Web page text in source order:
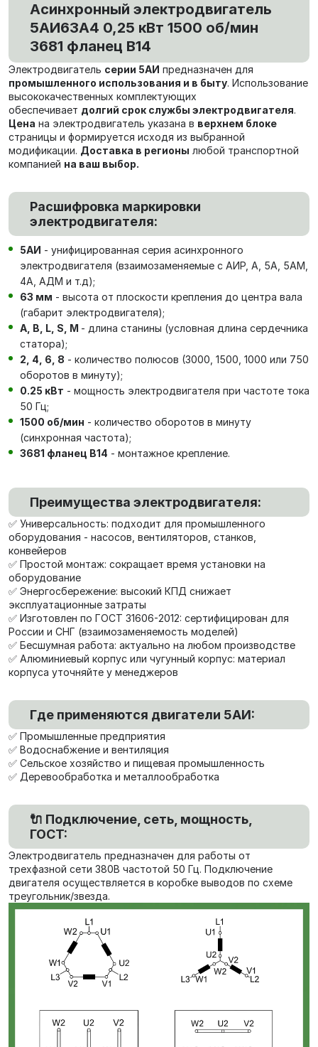
Асинхронный электродвигатель
5АИ63А4 0,25 кВт 1500 об/мин
3681 фланец В14
Электродвигатель серии 5АИ предназначен для
промышленного использования и в быту. Использование
высококачественных комплектующих
обеспечивает долгий срок службы электродвигателя.
Цена на электродвигатель указана в верхнем блоке
страницы и формируется исходя из выбранной
модификации. Доставка в регионы любой транспортной
компанией на ваш выбор.
Расшифровка маркировки
электродвигателя:
5АИ - унифицированная серия асинхронного
электродвигателя (взаимозаменяемые с АИР, А, 5А, 5АМ,
4А, АДМ и т.д);
63 мм - высота от плоскости крепления до центра вала
(габарит электродвигателя);
А, В, L, S, М - длина станины (условная длина сердечника
статора);
2, 4, 6, 8 - количество полюсов (3000, 1500, 1000 или 750
оборотов в минуту);
0.25 кВт - мощность электродвигателя при частоте тока
50 Гц;
1500 об/мин - количество оборотов в минуту
(синхронная частота);
3681 фланец В14 - монтажное крепление.
Преимущества электродвигателя:
✅ Универсальность: подходит для промышленного
оборудования - насосов, вентиляторов, станков,
конвейеров
✅ Простой монтаж: сокращает время установки на
оборудование
✅ Энергосбережение: высокий КПД снижает
эксплуатационные затраты
✅ Изготовлен по ГОСТ 31606-2012: сертифицирован для
России и СНГ (взаимозаменяемость моделей)
✅ Бесшумная работа: актуально на любом производстве
✅ Алюминиевый корпус или чугунный корпус: материал
корпуса уточняйте у менеджеров
Где применяются двигатели 5АИ:
✅ Промышленные предприятия
✅ Водоснабжение и вентиляция
✅ Сельское хозяйство и пищевая промышленность
✅ Деревообработка и металлообработка
🔌 Подключение, сеть, мощность,
ГОСТ:
Электродвигатель предназначен для работы от
трехфазной сети 380В частотой 50 Гц. Подключение
двигателя осуществляется в коробке выводов по схеме
треугольник/звезда.